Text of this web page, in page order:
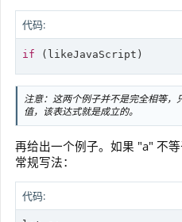
代码:
if (likeJavaScript)
注意：这两个例子并不是完全相等，
值，该表达式就是成立的。
再给出一个例子。如果 "a" 不等
常规写法：
代码: